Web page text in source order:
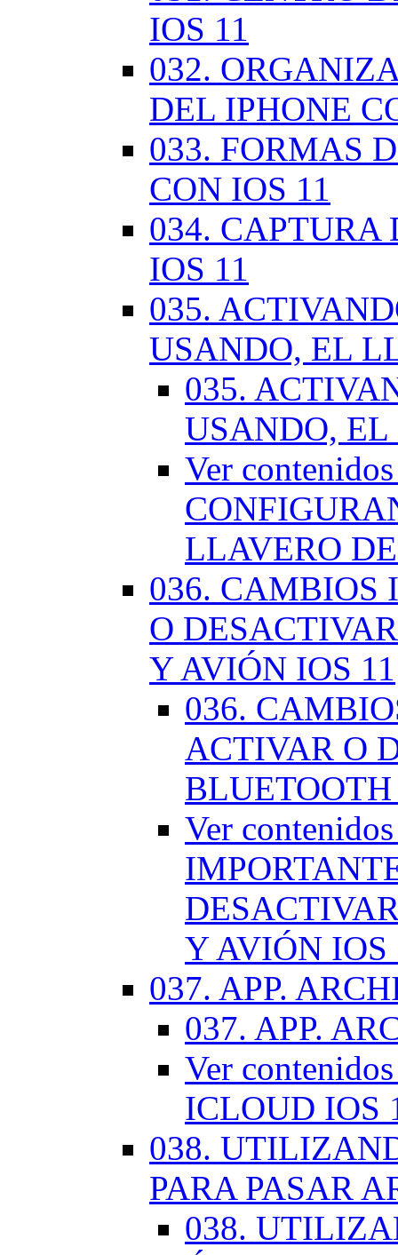
IOS 11
032.
DEL IPHONE
033. FORMAS
CON IOS 11
034. CAPTURA
IOS 11
035.
USANDO, EL
035.
USANDO,
Ver
LLAVERO
036. CAMBIOS
O
Y AVIÓN IOS 11
036.
ACTIVAR O
Ver
Y AVIÓN IOS
037. APP.
037. APP.
Ver
ICLOUD IOS
038.
PARA PASAR
038.